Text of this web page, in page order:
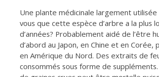
Une plante médicinale largement utilisée
vous que cette espèce d’arbre a la plus
d’années? Probablement aidé de l’être
d’abord au Japon, en Chine et en
en Amérique du Nord. Des extraits de
consommés sous forme de